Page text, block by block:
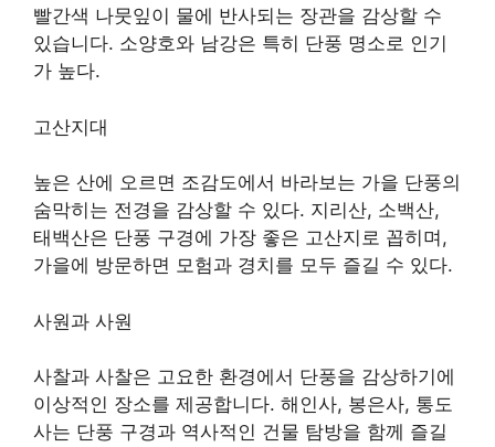
빨간색 나뭇잎이 물에 반사되는 장관을 감상할 수
있습니다. 소양호와 남강은 특히 단풍 명소로 인기
가 높다.
고산지대
높은 산에 오르면 조감도에서 바라보는 가을 단풍의
숨막히는 전경을 감상할 수 있다. 지리산, 소백산,
태백산은 단풍 구경에 가장 좋은 고산지로 꼽히며,
가을에 방문하면 모험과 경치를 모두 즐길 수 있다.
사원과 사원
사찰과 사찰은 고요한 환경에서 단풍을 감상하기에
이상적인 장소를 제공합니다. 해인사, 봉은사, 통도
사는 단풍 구경과 역사적인 건물 탐방을 함께 즐길